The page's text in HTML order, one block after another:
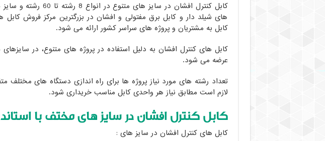
کنترل
افشان
فروش
با
رسمی
کابل کنترل افشان در سایز های
های شیلد دار و کابل برق مفتولی و افشان در بزرگترین مرکز فروش کابل
کابل به مشتریان و پروژه های سراسر کشور ارائه می شود.
کابل های کنترل افشان به دلیل استفاده در پروژه های متنوع، در سایزهای
عرضه می شود.
تعداد رشته های مورد نیاز پروژه ها برای راه اندازی دستگاه های
لازم است مطابق نیاز هر واحدی کابل مناسب خریداری شود.
کابل کنترل افشان در سایز های مختف با
کابل های کنترل افشان در سایز های :